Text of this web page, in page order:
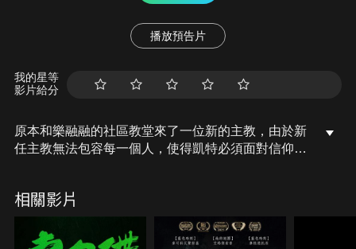
播放預告片
我的星等
影片給分
原本和樂融融的社區教堂來了一位新的主教，由於新
任主教無法包容每一個人，使得凱特必須面對信仰與
自己還有愛人，才能免受一心要摧毀她的惡魔修女鬼
魂的折磨。
相關影片